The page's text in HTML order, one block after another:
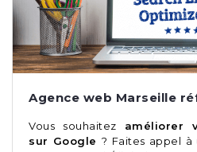
Agence web Marseille
Vous souhaitez améliorer
sur Google ? Faites appel à